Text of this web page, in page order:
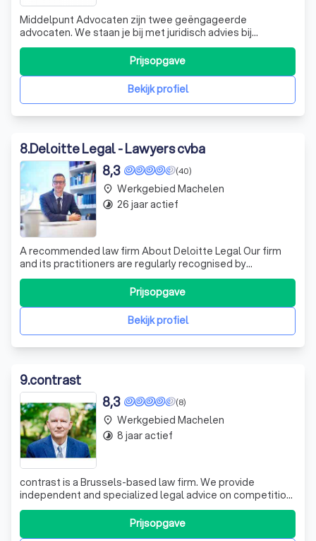
Middelpunt Advocaten zijn twee geëngageerde
advocaten. We staan je bij met juridisch advies bij
allerhande gerechtelijke procedures. We onderscheiden
ons door in eerste instantie bemiddeling na te streven.
Hierdoor kunnen we lange en dure procedures vaak
helpen vermijden. Elke zaak krijgt bij ons e
Bekijk profiel
Prijsopgave
8.Deloitte Legal - Lawyers cvba
(40)
8,3
A recommended law firm About Deloitte Legal Our firm
and its practitioners are regularly recognised by
respected legal directories for the quality of our services
Bekijk profiel
Prijsopgave
place Werkgebied Machelen
timelapse 26 jaar actief
9.contrast
(8)
8,3
contrast is a Brussels-based law firm. We provide
independent and specialized legal advice on competition
& EU, corporate, M&A, commercial, privacy & data
protection. Our services include full conflict management
support.
Prijsopgave
place Werkgebied Machelen
timelapse 8 jaar actief